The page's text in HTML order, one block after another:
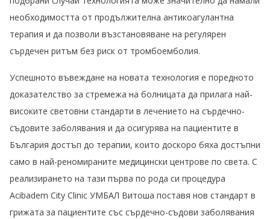
необходимостта от продължителна антикоагулантна
терапия и да позволи възстановяване на регулярен
сърдечен ритъм без риск от тромбоемболия.
Успешното въвеждане на новата технология е поредното
доказателство за стремежа на болницата да прилага най-
високите световни стандарти в лечението на сърдечно-
съдовите заболявания и да осигурява на пациентите в
България достъп до терапии, които доскоро бяха достъпни
само в най-реномираните медицински центрове по света. С
реализирането на тази първа по рода си процедура
Acibadem City Clinic УМБАЛ Витоша поставя нов стандарт в
грижата за пациентите със сърдечно-съдови заболявания